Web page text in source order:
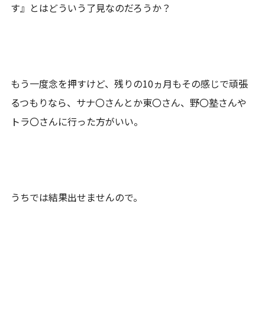
す』とはどういう了見なのだろうか？
もう一度念を押すけど、残りの10ヵ月もその感じで頑張
るつもりなら、サナ〇さんとか東〇さん、野〇塾さんや
トラ〇さんに行った方がいい。
うちでは結果出せませんので。